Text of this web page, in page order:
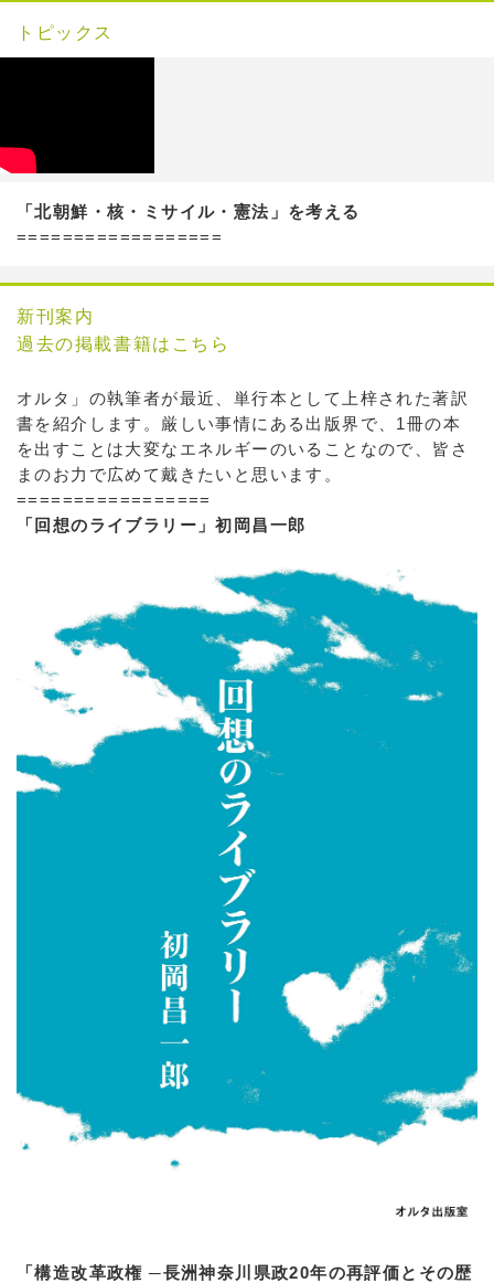
トピックス
「北朝鮮・核・ミサイル・憲法」を考える
==================
新刊案内
過去の掲載書籍はこちら
オルタ」の執筆者が最近、単行本として上梓された著訳
書を紹介します。厳しい事情にある出版界で、1冊の本
を出すことは大変なエネルギーのいることなので、皆さ
まのお力で広めて戴きたいと思います。
=================
「回想のライブラリー」初岡昌一郎
「構造改革政権 ─長洲神奈川県政20年の再評価とその歴